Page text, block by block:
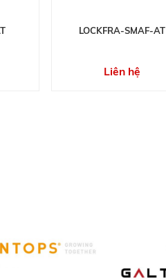
LOCKFRA-SMAF-AT
Liên hệ